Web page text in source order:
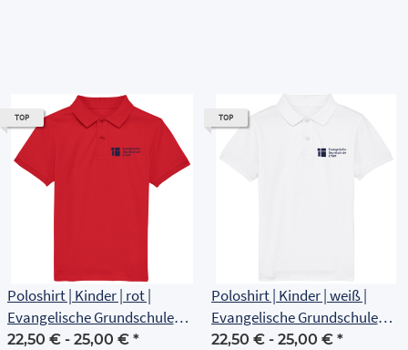
TOP
Poloshirt | Kinder | rot |
Evangelische Grundschule
Erfurt
22,50 € - 25,00 € *
TOP
Poloshirt | Kinder | weiß |
Evangelische Grundschule
Erfurt
22,50 € - 25,00 € *